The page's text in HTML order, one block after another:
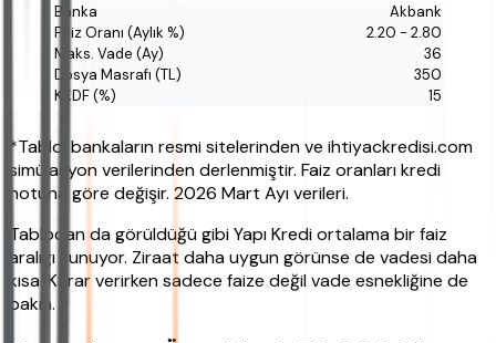
Akbank
2.20 - 2.80
36
350
15
*Tablo, bankaların resmi sitelerinden ve ihtiyackredisi.com
simülasyon verilerinden derlenmiştir. Faiz oranları kredi
notuna göre değişir. 2026 Mart Ayı verileri.
Tablodan da görüldüğü gibi Yapı Kredi ortalama bir faiz
aralığı sunuyor. Ziraat daha uygun görünse de vadesi daha
kısa. Karar verirken sadece faize değil vade esnekliğine de
bakın.